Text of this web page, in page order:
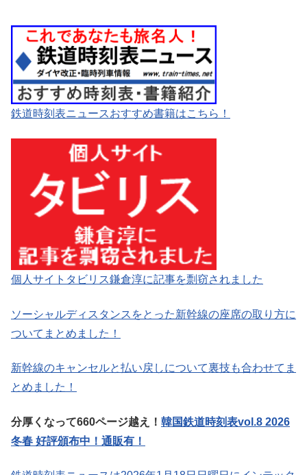
鉄道時刻表ニュースおすすめ書籍はこちら！
個人サイトタビリス鎌倉淳に記事を剽窃されました
ソーシャルディスタンスをとった新幹線の座席の取り方に
ついてまとめました！
新幹線のキャンセルと払い戻しについて裏技も合わせてま
とめました！
分厚くなって660ページ越え！ 韓国鉄道時刻表vol.8 2026
冬春 好評頒布中！通販有！